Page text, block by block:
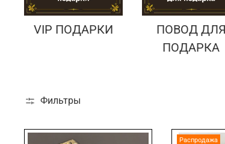
VIP ПОДАРКИ
ПОВОД ДЛЯ
ПОДАРКА
Фильтры
Распродажа